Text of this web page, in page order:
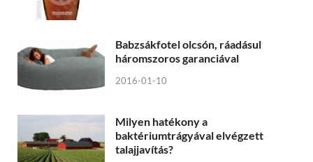
Babzsákfotel olcsón, ráadásul
háromszoros garanciával
2016-01-10
Milyen hatékony a
baktériumtrágyával elvégzett
talajjavítás?